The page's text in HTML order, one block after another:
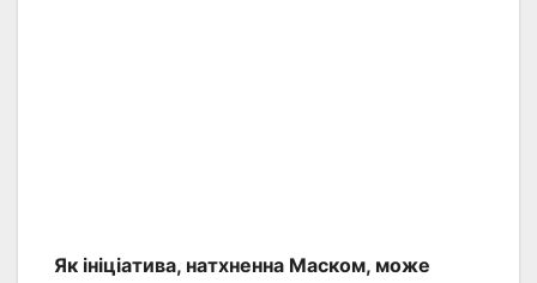
Як ініціатива, натхненна Маском, може